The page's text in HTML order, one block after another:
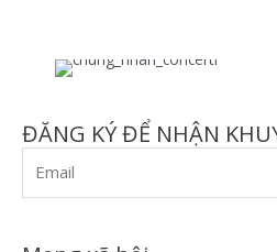
ĐĂNG KÝ ĐỂ NHẬN